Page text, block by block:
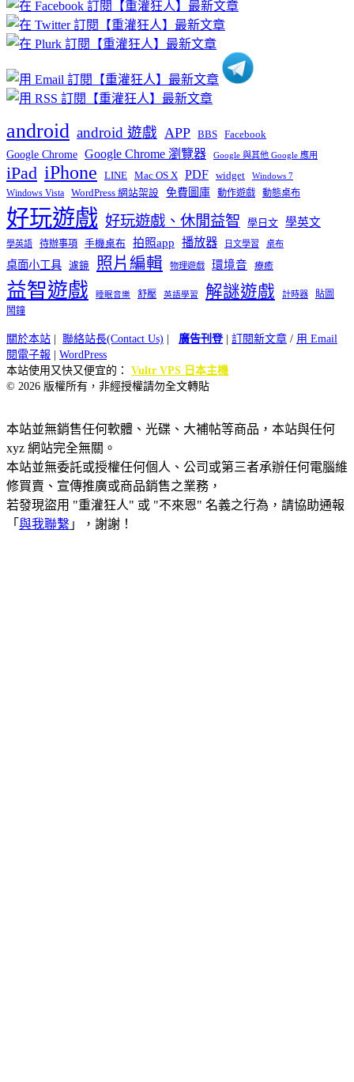
分
類
android android 遊戲 APP BBS Facebook
Google Chrome Google Chrome 瀏覽器 Google 與其他 Google 應用
iPad iPhone LINE Mac OS X PDF widget Windows 7
Windows Vista WordPress 網站架設 免費圖庫 動作遊戲 動態桌布
好玩遊戲 好玩遊戲、休閒益智 學日文 學英文
學英語 待辦事項 手機桌布 拍照app 播放器 日文學習 桌布
桌面小工具 濾鏡 照片編輯 物理遊戲 環境音 療癒
益智遊戲 睡眠音樂 舒壓 英語學習 解謎遊戲 計時器
貼圖
鬧鐘
關於本站 聯絡站長(Contact Us) 廣告刊登| 訂閱新文章 / 用 Email
閱電子報
WordPress
本站使用又快又便宜的： Vultr VPS 日本主機
© 2026 版權所有，非經授權請勿全文轉貼
本站並無銷售任何軟體、光碟、大補帖等商品，本站與任何
xyz 網站完全無關。
本站並無委託或授權任何個人、公司或第三者承辦任何電腦維
修買賣、宣傳推廣或商品銷售之業務，
若發現盜用 "重灌狂人" 或 "不來恩" 名義之行為，請協助通報
「 與我聯繫 」，謝謝！